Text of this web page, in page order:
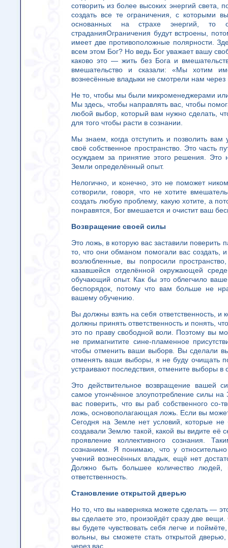
сотворить из более высоких энергий света,
создать все те ограничения, с которыми
основанных на страхе энергий, то
страданияОграничения будут встроены,
имеет две противоположные полярности.
всем этом Бог? Но ведь Бог уважает вашу
каково это — жить без Бога и
вмешательство и сказали: «Мы хотим
вознесённые владыки не смотрели нам через
Не то, чтобы мы были микроменеджерами
Мы здесь, чтобы направлять вас, чтобы
любой выбор, который вам нужно сделать,
для того чтобы расти в сознании.
Мы знаем, когда отступить и позволить вам
своё собственное пространство. Это часть
осуждаем за принятие этого решения.
Земли определённый опыт.
Нелогично, и конечно, это не поможет
сотворили, говоря, что не хотите
создать любую проблему, какую хотите, а
понравятся, Бог вмешается и очистит ваш
Возвращение своей силы
Это ложь, в которую вас заставили поверить
то, что они обманом помогали вас создать,
возлюбленные, вы попросили
казавшейся отделённой окружающей
обучающий опыт. Как бы это облегчило
беспорядок, потому что вам больше не
вашему обучению.
Вы должны взять на себя ответственность,
должны принять ответственность и понять,
это по праву свободной воли. Поэтому вы
не примагнитите сине-пламенное
чтобы отменить ваши выборв. Вы сделали
отменять ваши выборы, я не буду очищать
устраивают последствия, отмените выборы в
Это действительное возвращение вашей
самое утончённое злоупотребление силы
вас поверить, что вы раб собственного
ложь, основополагающая ложь. Если вы
Сегодня на Земле нет условий, которые
создавали Землю такой, какой вы видите её
проявление коллективного сознания.
сознанием. Я понимаю, что у
учений вознесённых владык, ещё нет
Должно быть большее количество
ответственность.
Становление открытой дверью
Но то, что вы наверняка можете сделать —
вы сделаете это, произойдёт сразу две
вы будете чувствовать себя легче и
вольны, вы сможете стать открытой
через вас.